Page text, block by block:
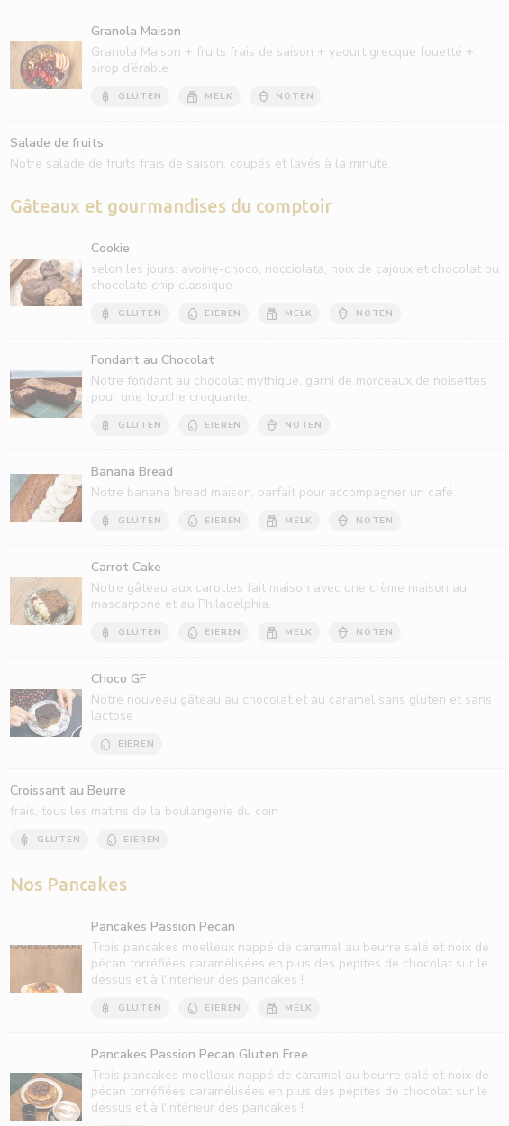
Granola Maison
Granola Maison + fruits frais de saison + yaourt grecque fouetté +
sirop d’érable
GLUTEN MELK NOTEN
Salade de fruits
Notre salade de fruits frais de saison, coupés et lavés à la minute.
Gâteaux et gourmandises du comptoir
Cookie
selon les jours: avoine-choco, nocciolata, noix de cajoux et chocolat ou
chocolate chip classique
GLUTEN EIEREN MELK NOTEN
Fondant au Chocolat
Notre fondant au chocolat mythique, garni de morceaux de noisettes
pour une touche croquante.
GLUTEN EIEREN NOTEN
Banana Bread
Notre banana bread maison, parfait pour accompagner un café.
GLUTEN EIEREN MELK NOTEN
Carrot Cake
Notre gâteau aux carottes fait maison avec une crème maison au
mascarpone et au Philadelphia.
GLUTEN EIEREN MELK NOTEN
Choco GF
Notre nouveau gâteau au chocolat et au caramel sans gluten et sans
lactose
EIEREN
Croissant au Beurre
frais, tous les matins de la boulangerie du coin
GLUTEN EIEREN
Nos Pancakes
Pancakes Passion Pecan
Trois pancakes moelleux nappé de caramel au beurre salé et noix de
pécan torréfiées caramélisées en plus des pépites de chocolat sur le
dessus et à l'intérieur des pancakes !
GLUTEN EIEREN MELK
Pancakes Passion Pecan Gluten Free
Trois pancakes moelleux nappé de caramel au beurre salé et noix de
pécan torréfiées caramélisées en plus des pépites de chocolat sur le
dessus et à l'intérieur des pancakes !